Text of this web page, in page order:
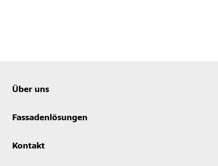
Über uns
Fassadenlösungen
Kontakt